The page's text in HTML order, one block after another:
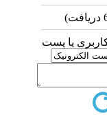
یا پست